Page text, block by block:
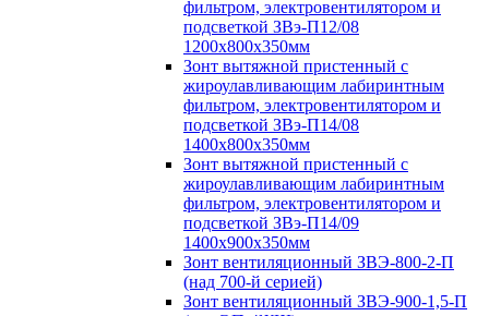
фильтром, электровентилятором и
подсветкой ЗВэ-П12/08
1200х800х350мм
Зонт вытяжной пристенный с
жироулавливающим лабиринтным
фильтром, электровентилятором и
подсветкой ЗВэ-П14/08
1400х800х350мм
Зонт вытяжной пристенный с
жироулавливающим лабиринтным
фильтром, электровентилятором и
подсветкой ЗВэ-П14/09
1400х900х350мм
Зонт вентиляционный ЗВЭ-800-2-П
(над 700-й серией)
Зонт вентиляционный ЗВЭ-900-1,5-П